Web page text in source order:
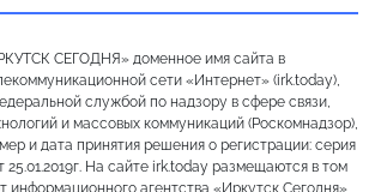
СЕГОДНЯ» доменное имя сайта в
сети «Интернет» (irk.today),
службой по надзору в сфере связи,
и массовых коммуникаций (Роскомнадзор),
и дата принятия решения о регистрации: серия
На сайте irk.today размещаются в том
информационного агентства «Иркутск Сегодня»